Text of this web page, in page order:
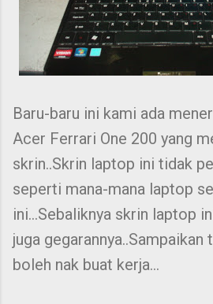
Baru-baru ini kami ada
Acer Ferrari One 200 yang
skrin..Skrin laptop ini tidak
seperti mana-mana laptop
ini...Sebaliknya skrin laptop
juga
boleh nak buat kerja...